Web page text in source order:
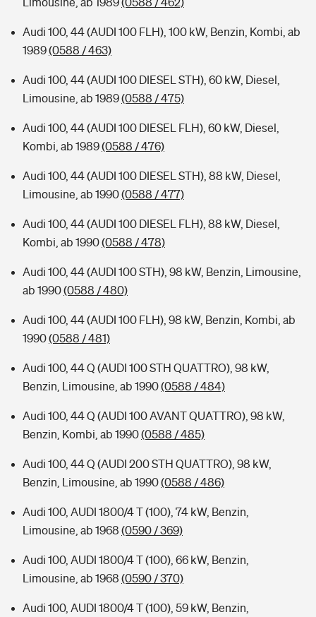
Audi 100, 44 (AUDI 100 FLH), 100 kW, Benzin, Kombi, ab
1989(0588 / 463)
Audi 100, 44 (AUDI 100 DIESEL STH), 60 kW, Diesel,
Limousine, ab 1989(0588 / 475)
Audi 100, 44 (AUDI 100 DIESEL FLH), 60 kW, Diesel,
Kombi, ab 1989(0588 / 476)
Audi 100, 44 (AUDI 100 DIESEL STH), 88 kW, Diesel,
Limousine, ab 1990(0588 / 477)
Audi 100, 44 (AUDI 100 DIESEL FLH), 88 kW, Diesel,
Kombi, ab 1990(0588 / 478)
Audi 100, 44 (AUDI 100 STH), 98 kW, Benzin, Limousine,
ab 1990(0588 / 480)
Audi 100, 44 (AUDI 100 FLH), 98 kW, Benzin, Kombi, ab
1990(0588 / 481)
Audi 100, 44 Q (AUDI 100 STH QUATTRO), 98 kW,
Benzin, Limousine, ab 1990(0588 / 484)
Audi 100, 44 Q (AUDI 100 AVANT QUATTRO), 98 kW,
Benzin, Kombi, ab 1990(0588 / 485)
Audi 100, 44 Q (AUDI 200 STH QUATTRO), 98 kW,
Benzin, Limousine, ab 1990(0588 / 486)
Audi 100, AUDI 1800/4 T (100), 74 kW, Benzin,
Limousine, ab 1968 (0590 / 369)
Audi 100, AUDI 1800/4 T (100), 66 kW, Benzin,
Limousine, ab 1968 (0590 / 370)
Audi 100, AUDI 1800/4 T (100), 59 kW, Benzin,